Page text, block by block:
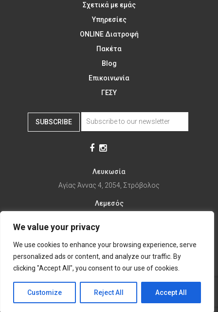
We value your privacy
We use cookies to enhance your browsing experience, serve
personalized ads or content, and analyze our traffic. By
clicking "Accept All", you consent to our use of cookies.
Customize Reject All Accept All
Σχετικά με εμάς
Υπηρεσίες
ONLINE Διατροφή
Πακέτα
Blog
Επικοινωνία
ΓΕΣΥ
SUBSCRIBE
Λευκωσία
Αγίας Άννας 4, 2054, Στρόβολος
Λεμεσός
1ης Απριλίου 67, 5281
it's time to Change Eat